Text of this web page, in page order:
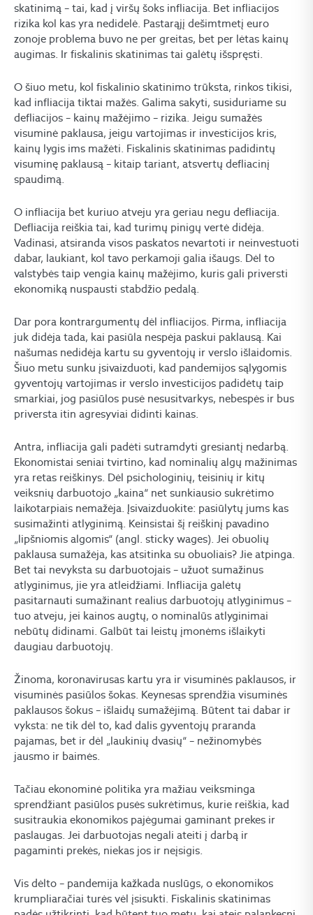
skatinimą – tai, kad į viršų šoks infliacija. Bet infliacijos
rizika kol kas yra nedidelė. Pastarąjį dešimtmetį euro
zonoje problema buvo ne per greitas, bet per lėtas kainų
augimas. Ir fiskalinis skatinimas tai galėtų išspręsti.
O šiuo metu, kol fiskalinio skatinimo trūksta, rinkos tikisi,
kad infliacija tiktai mažės. Galima sakyti, susiduriame su
defliacijos – kainų mažėjimo – rizika. Jeigu sumažės
visuminė paklausa, jeigu vartojimas ir investicijos kris,
kainų lygis ims mažėti. Fiskalinis skatinimas padidintų
visuminę paklausą – kitaip tariant, atsvertų defliacinį
spaudimą.
O infliacija bet kuriuo atveju yra geriau negu defliacija.
Defliacija reiškia tai, kad turimų pinigų vertė didėja.
Vadinasi, atsiranda visos paskatos nevartoti ir neinvestuoti
dabar, laukiant, kol tavo perkamoji galia išaugs. Dėl to
valstybės taip vengia kainų mažėjimo, kuris gali priversti
ekonomiką nuspausti stabdžio pedalą.
Dar pora kontrargumentų dėl infliacijos. Pirma, infliacija
juk didėja tada, kai pasiūla nespėja paskui paklausą. Kai
našumas nedidėja kartu su gyventojų ir verslo išlaidomis.
Šiuo metu sunku įsivaizduoti, kad pandemijos sąlygomis
gyventojų vartojimas ir verslo investicijos padidėtų taip
smarkiai, jog pasiūlos pusė nesusitvarkys, nebespės ir bus
priversta itin agresyviai didinti kainas.
Antra, infliacija gali padėti sutramdyti gresiantį nedarbą.
Ekonomistai seniai tvirtino, kad nominalių algų mažinimas
yra retas reiškinys. Dėl psichologinių, teisinių ir kitų
veiksnių darbuotojo „kaina“ net sunkiausio sukrėtimo
laikotarpiais nemažėja. Įsivaizduokite: pasiūlytų jums kas
susimažinti atlyginimą. Keinsistai šį reiškinį pavadino
„lipšniomis algomis“ (angl. sticky wages). Jei obuolių
paklausa sumažėja, kas atsitinka su obuoliais? Jie atpinga.
Bet tai nevyksta su darbuotojais – užuot sumažinus
atlyginimus, jie yra atleidžiami. Infliacija galėtų
pasitarnauti sumažinant realius darbuotojų atlyginimus –
tuo atveju, jei kainos augtų, o nominalūs atlyginimai
nebūtų didinami. Galbūt tai leistų įmonėms išlaikyti
daugiau darbuotojų.
Žinoma, koronavirusas kartu yra ir visuminės paklausos, ir
visuminės pasiūlos šokas. Keynesas sprendžia visuminės
paklausos šokus – išlaidų sumažėjimą. Būtent tai dabar ir
vyksta: ne tik dėl to, kad dalis gyventojų praranda
pajamas, bet ir dėl „laukinių dvasių“ – nežinomybės
jausmo ir baimės.
Tačiau ekonominė politika yra mažiau veiksminga
sprendžiant pasiūlos pusės sukrėtimus, kurie reiškia, kad
susitraukia ekonomikos pajėgumai gaminant prekes ir
paslaugas. Jei darbuotojas negali ateiti į darbą ir
pagaminti prekės, niekas jos ir neįsigis.
Vis dėlto – pandemija kažkada nuslūgs, o ekonomikos
krumpliaračiai turės vėl įsisukti. Fiskalinis skatinimas